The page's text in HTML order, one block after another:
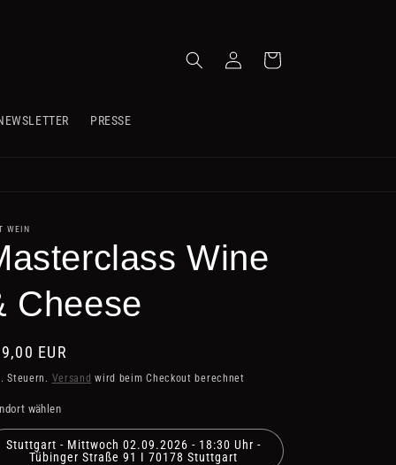
PRESSE
EinloggenWarenkorb
WEIN
Wine
Cheese
EUR
Steuern. Versand wird beim Checkout berechnet
wählen
Stuttgart - Mittwoch 02.09.2026 - 18:30 Uhr -
Tübinger Straße 91 I 70178 Stuttgart